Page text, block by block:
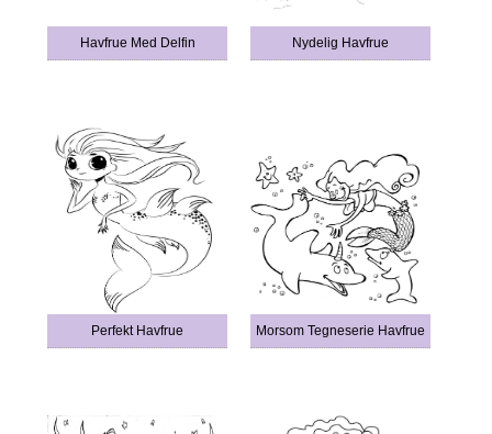
Havfrue Med Delfin Nydelig Havfrue
Perfekt Havfrue Morsom Tegneserie Havfrue